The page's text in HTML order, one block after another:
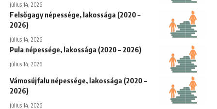
július 14, 2026
Felsőgagy népessége, lakossága (2020 –
2026)
július 14, 2026
Pula népessége, lakossága (2020 – 2026)
július 14, 2026
Vámosújfalu népessége, lakossága (2020 –
2026)
július 14, 2026